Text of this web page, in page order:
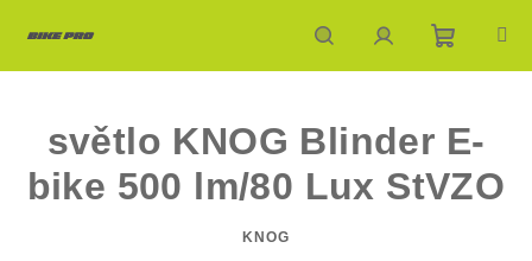
HledatPřihlášeníNákupní
košík
světlo KNOG Blinder E-
bike 500 lm/80 Lux StVZO
KNOG